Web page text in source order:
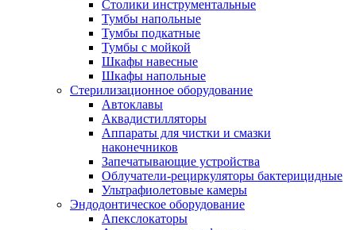
Столики инструментальные
Тумбы напольные
Тумбы подкатные
Тумбы с мойкой
Шкафы навесные
Шкафы напольные
Стерилизационное оборудование
Автоклавы
Аквадистилляторы
Аппараты для чистки и смазки
наконечников
Запечатывающие устройства
Облучатели-рециркуляторы бактерицидные
Ультрафиолетовые камеры
Эндодонтическое оборудование
Апекслокаторы